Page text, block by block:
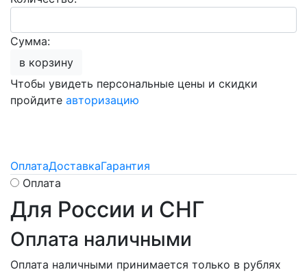
Сумма:
в корзину
Чтобы увидеть персональные цены и скидки
пройдите авторизацию
ОплатаДоставкаГарантия
Оплата
Для России и СНГ
Оплата наличными
Оплата наличными принимается только в рублях